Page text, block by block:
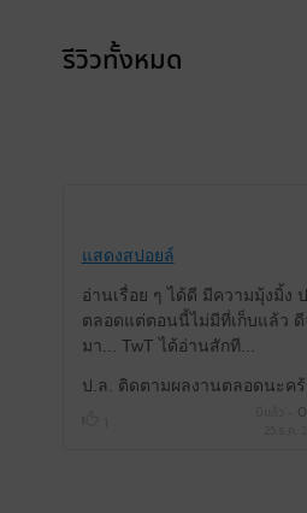
รีวิวทั้งหมด
แสดงสปอยล์
อ่านเรื่อย ๆ ได้ดี มีความมุ้งมิ้ง
ตลอดแต่ตอนนี้ไม่มีที่เก็บแล้ว ดี
มา... TwT ได้อ่านสักที...
ป.ล. ติดตามผลงานตลอดนะค